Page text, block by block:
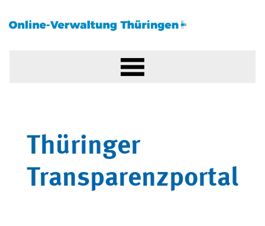
Thüringer
Transparenzportal